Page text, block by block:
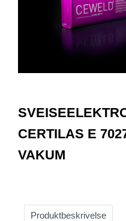
of
1
CERTILAS E
VAKUM
Produktbeskrivelse